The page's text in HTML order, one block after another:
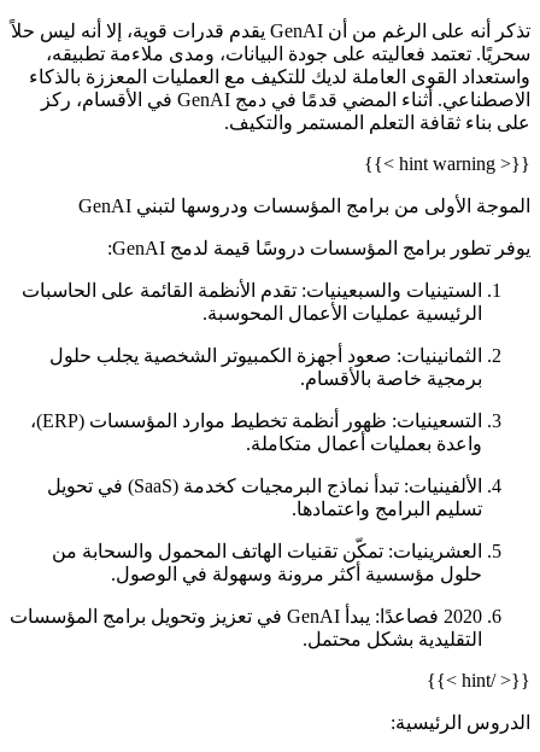
تذكر أنه على الرغم من أن GenAI يقدم قدرات قوية، إلا أنه ليس حلاً
سحريًا. تعتمد فعاليته على جودة البيانات، ومدى ملاءمة تطبيقه،
واستعداد القوى العاملة لديك للتكيف مع العمليات المعززة بالذكاء
الاصطناعي. أثناء المضي قدمًا في دمج GenAI في الأقسام، ركز
على بناء ثقافة التعلم المستمر والتكيف.
{{< hint warning >}}
الموجة الأولى من برامج المؤسسات ودروسها لتبني GenAI
يوفر تطور برامج المؤسسات دروسًا قيمة لدمج GenAI:
الستينيات والسبعينيات: تقدم الأنظمة القائمة على الحاسبات
الرئيسية عمليات الأعمال المحوسبة.
الثمانينيات: صعود أجهزة الكمبيوتر الشخصية يجلب حلول
برمجية خاصة بالأقسام.
التسعينيات
: ظهور أنظمة تخطيط موارد المؤسسات (ERP)،
واعدة بعمليات أعمال متكاملة.
الألفينيات
: تبدأ نماذج البرمجيات كخدمة (SaaS) في تحويل
تسليم البرامج واعتمادها.
العشرينيات: تمكّن تقنيات الهاتف المحمول والسحابة من
حلول مؤسسية أكثر مرونة وسهولة في الوصول.
2020 فصاعدًا
: يبدأ GenAI في تعزيز وتحويل برامج المؤسسات
التقليدية بشكل محتمل.
{{< /hint >}}
الدروس الرئيسية: